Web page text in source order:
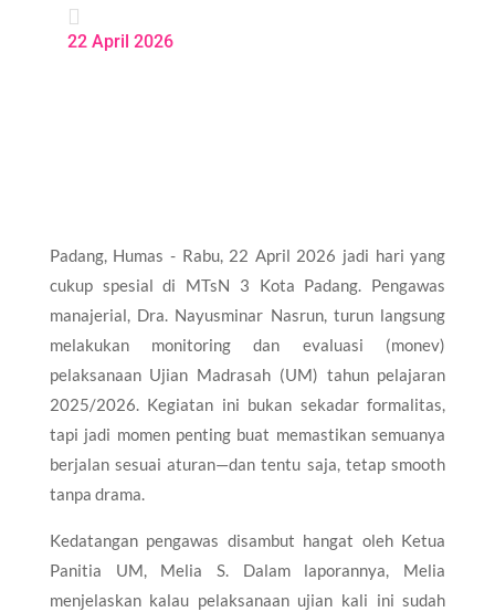

22 April 2026
Padang, Humas - Rabu, 22 April 2026 jadi hari yang
cukup spesial di MTsN 3 Kota Padang. Pengawas
manajerial, Dra. Nayusminar Nasrun, turun langsung
melakukan monitoring dan evaluasi (monev)
pelaksanaan Ujian Madrasah (UM) tahun pelajaran
2025/2026. Kegiatan ini bukan sekadar formalitas,
tapi jadi momen penting buat memastikan semuanya
berjalan sesuai aturan—dan tentu saja, tetap smooth
tanpa drama.
Kedatangan pengawas disambut hangat oleh Ketua
Panitia UM, Melia S. Dalam laporannya, Melia
menjelaskan kalau pelaksanaan ujian kali ini sudah